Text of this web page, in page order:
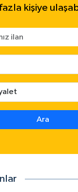
kişiye
Ara